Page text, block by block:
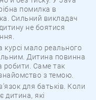
помилка в
Сильний викладач
не боятися
курсі мало реального
Дитина повинна
робити. Саме так
з темою.
для батьків. Коли
дитина, які